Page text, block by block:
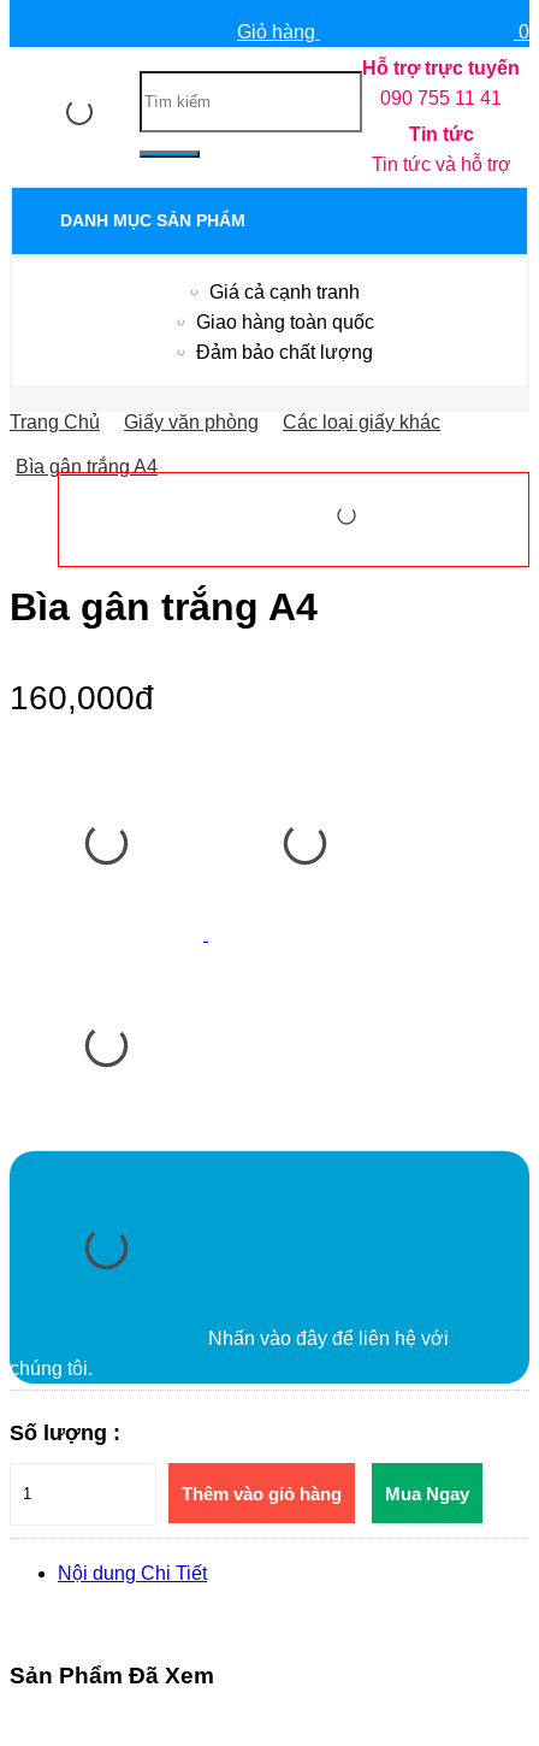
Giỏ hàng
0
Hỗ trợ trực tuyến
090 755 11 41
Tin tức
Tin tức và hỗ trợ
DANH MỤC SẢN PHẨM
Giá cả cạnh tranh
Giao hàng toàn quốc
Đảm bảo chất lượng
Trang Chủ Giấy văn phòng Các loại giấy khác
Bìa gân trắng A4
Bìa gân trắng A4
160,000đ
Nhấn vào đây để liên hệ với
chúng tôi.
Số lượng :
Thêm vào giỏ hàng Mua Ngay
Nội dung Chi Tiết
Sản Phẩm Đã Xem